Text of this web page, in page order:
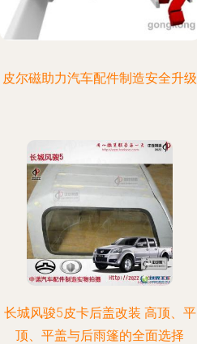
皮尔磁助力汽车配件制造安全升级
长城风骏5皮卡后盖改装 高顶、平
顶、平盖与后雨篷的全面选择